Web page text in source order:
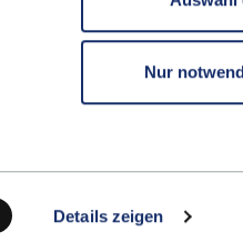
Details zeigen
Nur